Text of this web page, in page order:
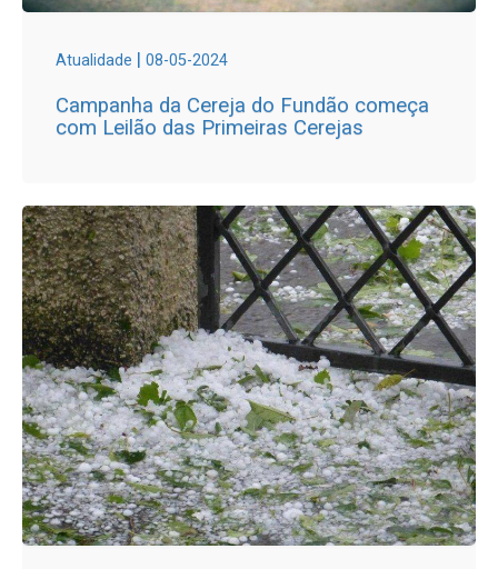
Atualidade | 08-05-2024
Campanha da Cereja do Fundão começa
com Leilão das Primeiras Cerejas